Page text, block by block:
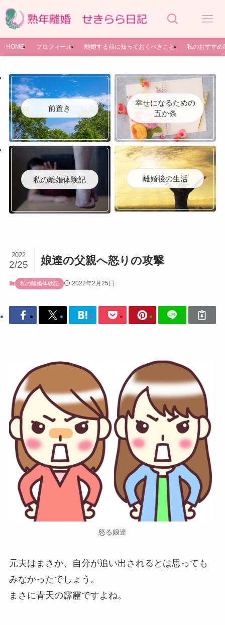
HOME プロフィール 離婚する前に知っておくべきこと 私のおすすめ
前置き
幸せになるための
五か条
私の離婚体験記 離婚後の生活
娘達の父親へ怒りの攻撃
2022
2/25
私の離婚体験記 2022年2月25日
怒る娘達
元夫はまさか、自分が追い出されるとは思っても
みなかったでしょう。
まさに青天の霹靂ですよね。